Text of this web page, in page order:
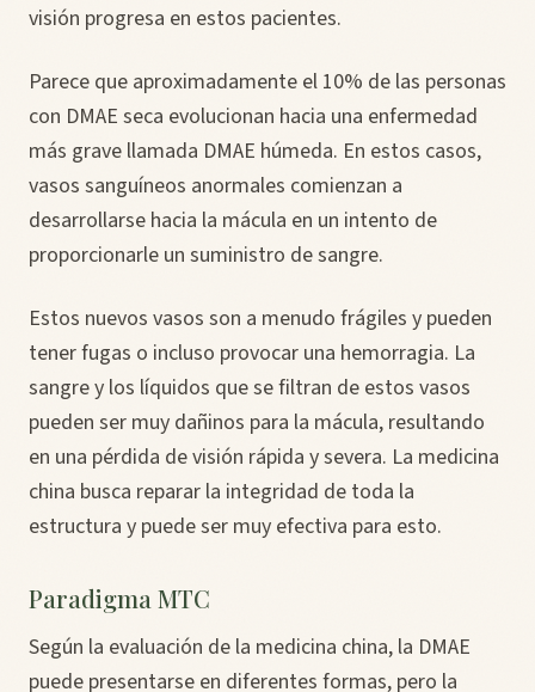
visión progresa en estos pacientes.
Parece que aproximadamente el 10% de las personas
con DMAE seca evolucionan hacia una enfermedad
más grave llamada DMAE húmeda. En estos casos,
vasos sanguíneos anormales comienzan a
desarrollarse hacia la mácula en un intento de
proporcionarle un suministro de sangre.
Estos nuevos vasos son a menudo frágiles y pueden
tener fugas o incluso provocar una hemorragia. La
sangre y los líquidos que se filtran de estos vasos
pueden ser muy dañinos para la mácula, resultando
en una pérdida de visión rápida y severa. La medicina
china busca reparar la integridad de toda la
estructura y puede ser muy efectiva para esto.
Paradigma MTC
Según la evaluación de la medicina china, la DMAE
puede presentarse en diferentes formas, pero la